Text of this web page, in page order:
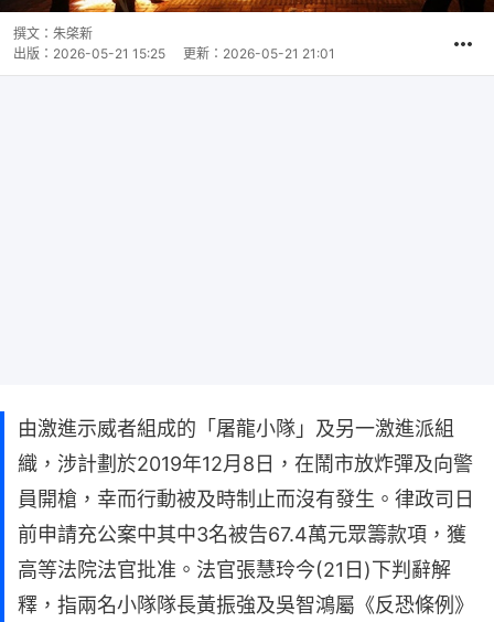
撰文： 朱棨新
出版： 2026-05-21 15:25 更新： 2026-05-21 21:01
由激進示威者組成的「屠龍小隊」及另一激進派組
織，涉計劃於2019年12月8日，在鬧市放炸彈及向警
員開槍，幸而行動被及時制止而沒有發生。律政司日
前申請充公案中其中3名被告67.4萬元眾籌款項，獲
高等法院法官批准。法官張慧玲今(21日)下判辭解
釋，指兩名小隊隊長黃振強及吳智鴻屬《反恐條例》